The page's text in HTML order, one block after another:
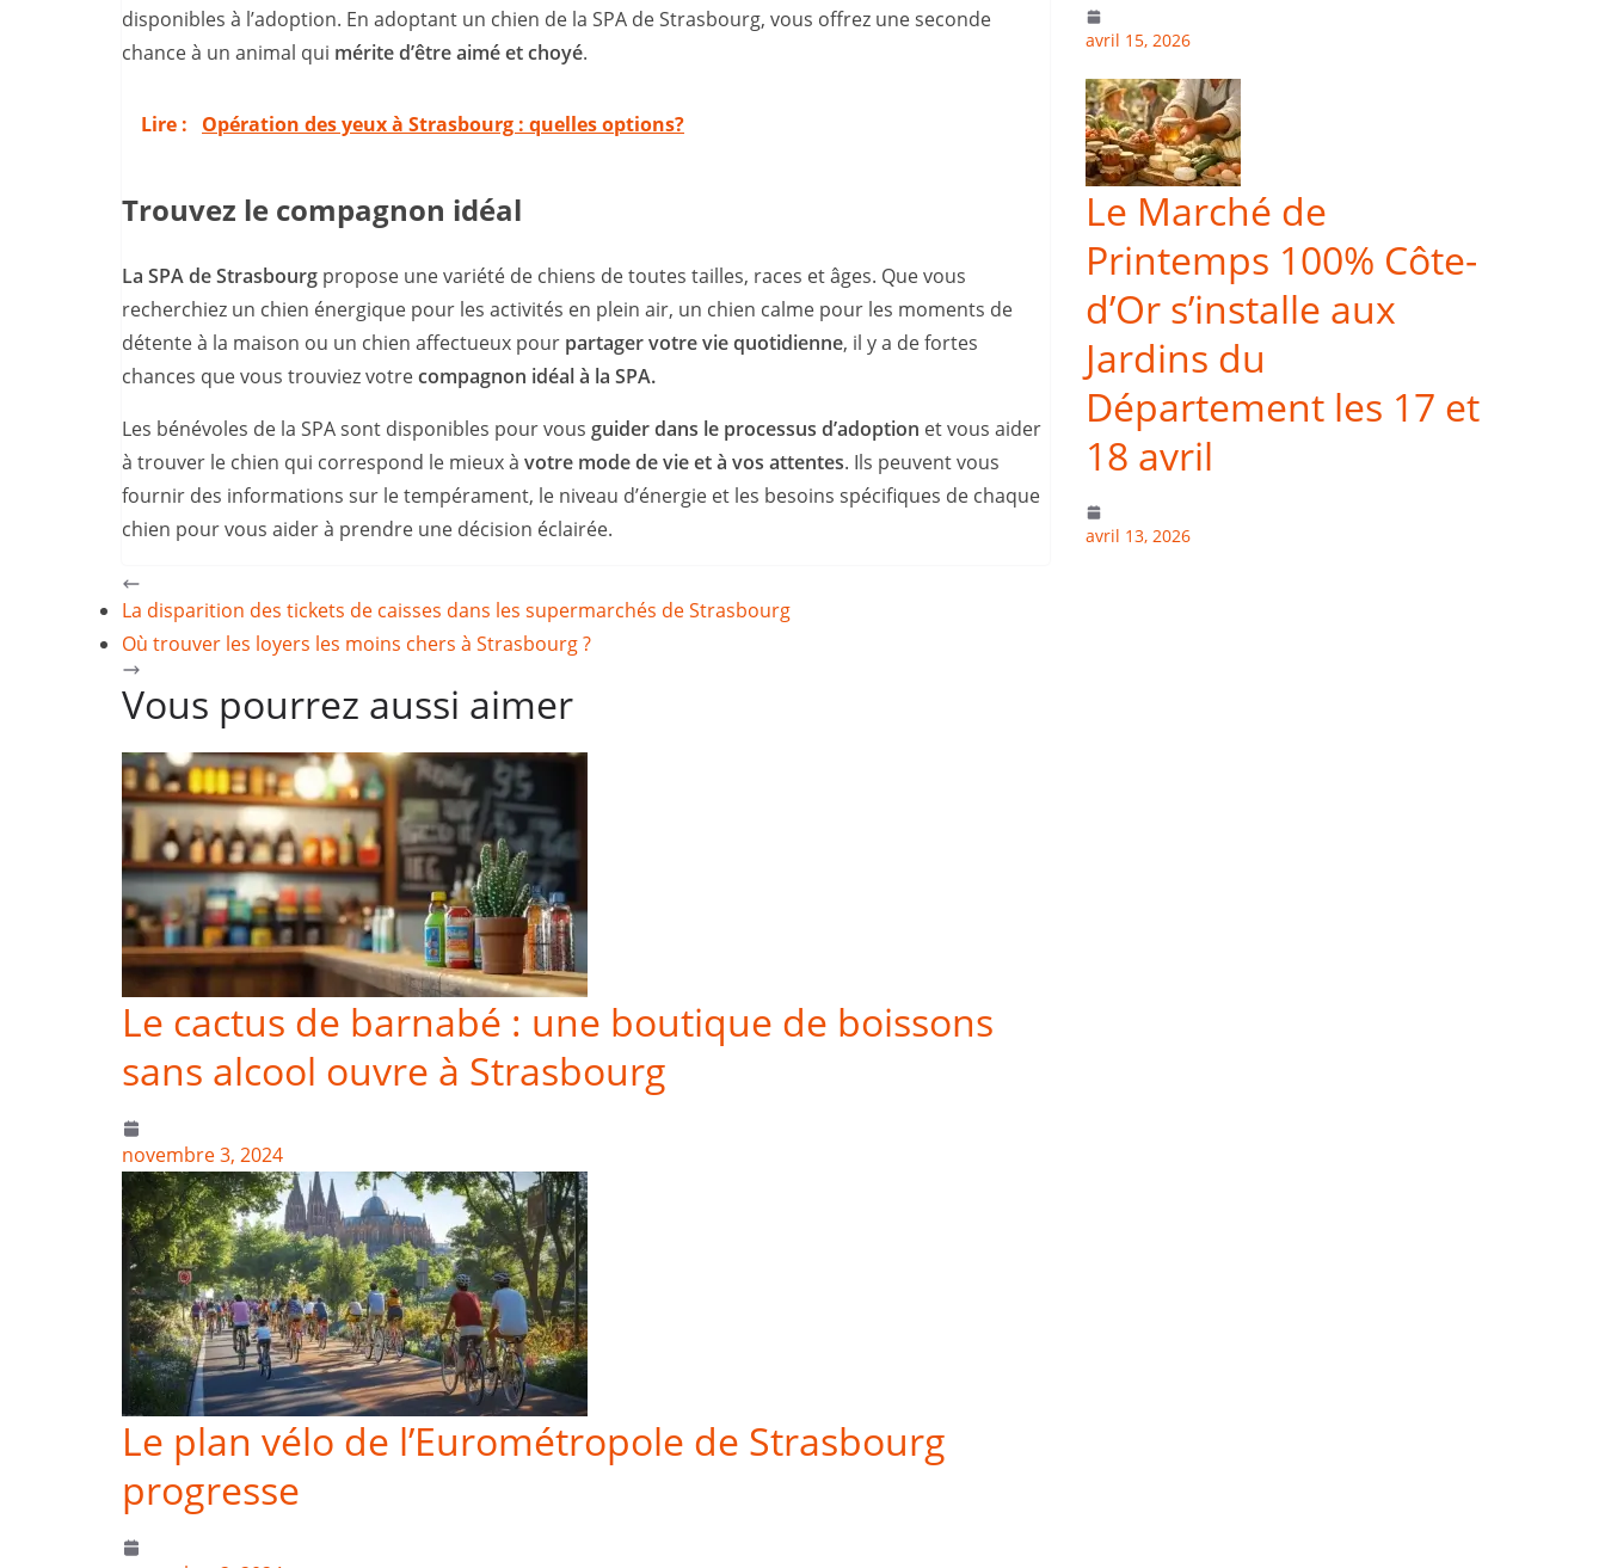
disponibles à l’adoption. En adoptant un chien de la SPA de Strasbourg, vous offrez une seconde
chance à un animal qui mérite d’être aimé et choyé.
Lire : Opération des yeux à Strasbourg : quelles options?
Trouvez le compagnon idéal
La SPA de Strasbourg propose une variété de chiens de toutes tailles, races et âges. Que vous
recherchiez un chien énergique pour les activités en plein air, un chien calme pour les moments de
détente à la maison ou un chien affectueux pour partager votre vie quotidienne, il y a de fortes
chances que vous trouviez votrecompagnon idéal à la SPA.
Les bénévoles de la SPA sont disponibles pour vous guider dans le processus d’adoption et vous aider
à trouver le chien qui correspond le mieux à votre mode de vie et à vos attentes. Ils peuvent vous
fournir des informations sur le tempérament, le niveau d’énergie et les besoins spécifiques de chaque
chien pour vous aider à prendre une décision éclairée.
La disparition des tickets de caisses dans les supermarchés de Strasbourg
Où trouver les loyers les moins chers à Strasbourg ?
Vous pourrez aussi aimer
Le cactus de barnabé : une boutique de boissons
sans alcool ouvre à Strasbourg
novembre 3, 2024
Le plan vélo de l’Eurométropole de Strasbourg
progresse
avril 15, 2026
Le Marché de
Printemps 100% Côte-
d’Or s’installe aux
Jardins du
Département les 17 et
18 avril
avril 13, 2026